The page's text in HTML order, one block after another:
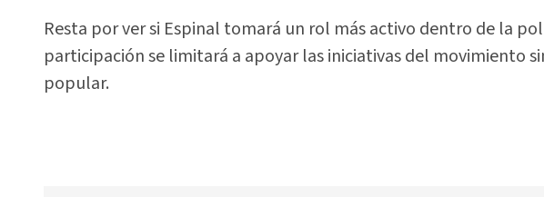
Resta por ver si Espinal tomará un rol más activo dentro de la
participación se limitará a apoyar las iniciativas del movimiento
popular.